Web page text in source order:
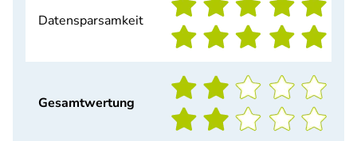
Datensparsamkeit
Gesamtwertung